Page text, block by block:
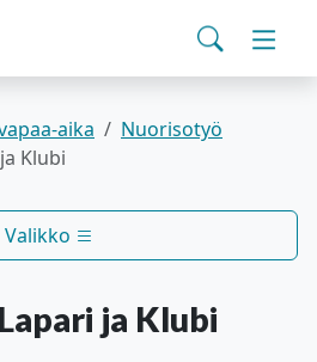
Haku
koulutus
aika
Nuorisotyö
Klubi
Valikko
ja Klubi